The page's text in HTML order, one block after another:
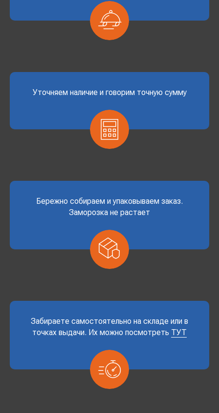
Уточняем наличие и говорим точную сумму
Бережно собираем и упаковываем заказ.
Заморозка не растает
Забираете самостоятельно на складе или в
точках выдачи. Их можно посмотреть ТУТ